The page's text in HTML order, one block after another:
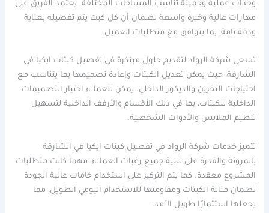
وحدات عملية وجميلة تناسب المساحات المختلفة. يعتمد الفريق على
مهارات عالية وخبرة واسعة لضمان أن كل كبت يتم تفصيله بعناية
ودقة تامة، بما يتوافق مع متطلبات العميل.
تسعى شركة الرواد لتقديم حلول مبتكرة في تفصيل كبتات ايكيا في
الشارقة، حيث يمكن تعديل الكبتات وإعادة تصميمها بما يتناسب مع
احتياجات التخزين والديكور الداخلي. يمكن للعملاء اختيار التصميمات
الداخلية للكبتات، بما في ذلك الأقسام والأرفف الداخلية لتسهيل
تنظيم الملابس والأدوات الشخصية.
تتميز خدمات شركة الرواد في تفصيل كبتات ايكيا في الشارقة
بالمرونة والقدرة على تلبية جميع رغبات العملاء، مهما كانت متطلبات
المشروع معقدة. كما يتم التركيز على استخدام خامات عالية الجودة
لضمان متانة الكبتات ومقاومتها للاستخدام اليومي الطويل، مما
يجعلها استثمارًا طويل الأمد.